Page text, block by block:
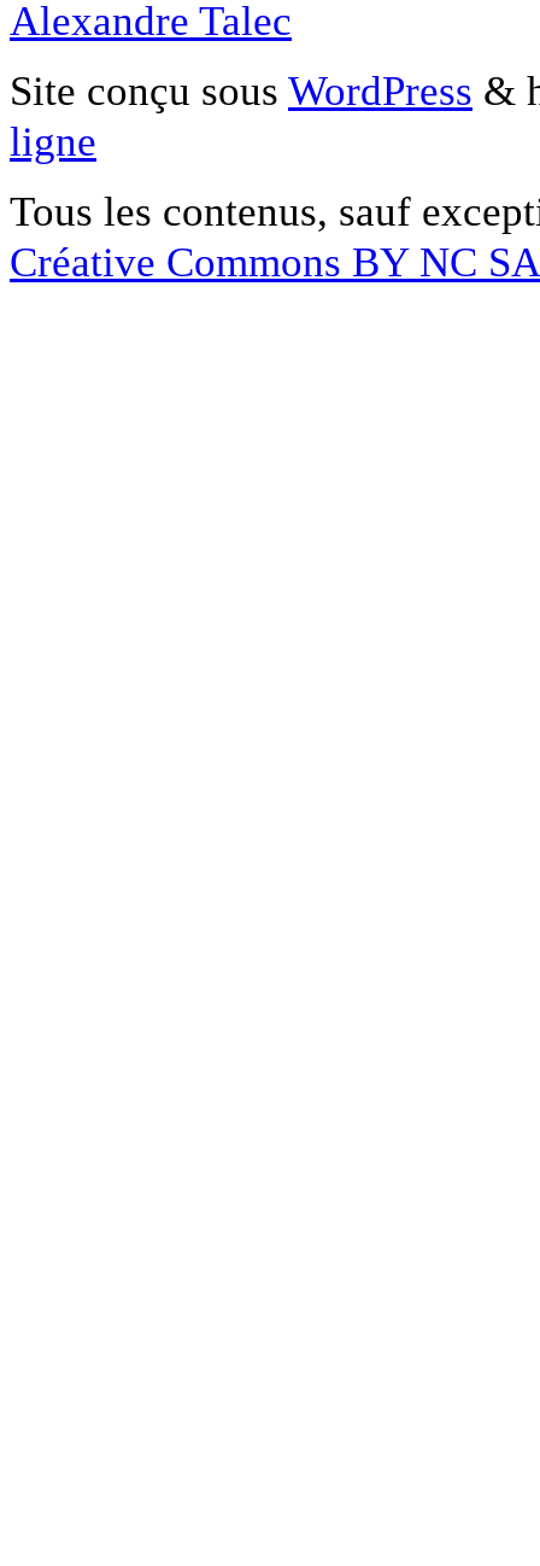
Alexandre Talec
Site conçu sous WordPress &
ligne
Tous les contenus, sauf
Créative Commons BY NC SA